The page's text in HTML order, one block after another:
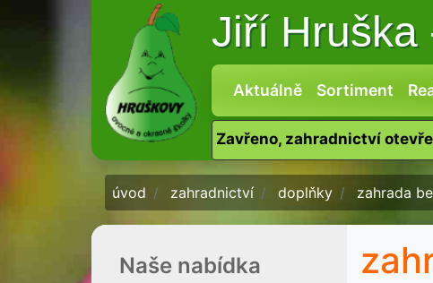
Jiří Hruška
Aktuálně Sortiment
Zavřeno, zahradnictví
úvod zahradnictví doplňky zahrada
Naše nabídka